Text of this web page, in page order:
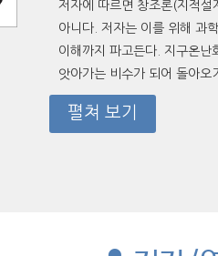
저자에 따르면 창조론(지적설
아니다. 저자는 이를 위해 과
이해까지 파고든다. 지구온난
앗아가는 비수가 되어 돌아오
펼쳐 보기